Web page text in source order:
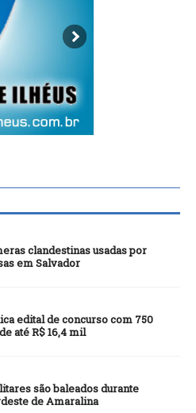
clandestinas usadas por
em Salvador
edital de concurso com 750
até R$ 16,4 mil
são baleados durante
de Amaralina